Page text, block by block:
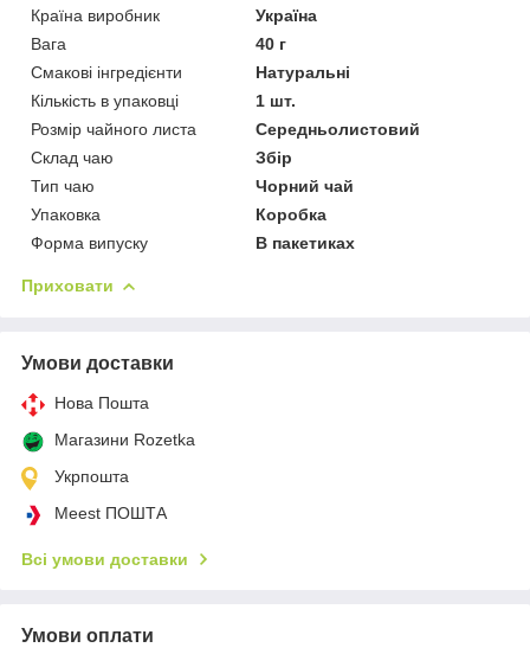
Країна виробник
Україна
Вага
40 г
Смакові інгредієнти
Натуральні
Кількість в упаковці
1 шт.
Розмір чайного листа
Середньолистовий
Склад чаю
Збір
Тип чаю
Чорний чай
Упаковка
Коробка
Форма випуску
В пакетиках
Приховати
Умови доставки
Нова Пошта
Магазини Rozetka
Укрпошта
Meest ПОШТА
Всі умови доставки
Умови оплати